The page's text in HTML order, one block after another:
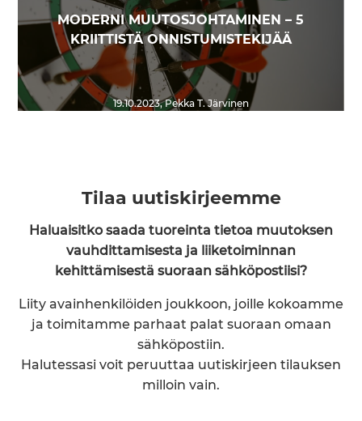
MODERNI MUUTOSJOHTAMINEN – 5
KRIITTISTÄ ONNISTUMISTEKIJÄÄ
19.10.2023,Pekka T. Järvinen
Tilaa uutiskirjeemme
Haluaisitko saada tuoreinta tietoa muutoksen
vauhdittamisesta ja liiketoiminnan
kehittämisestä suoraan sähköpostiisi?
Liity avainhenkilöiden joukkoon, joille kokoamme
ja toimitamme parhaat palat suoraan omaan
sähköpostiin.
Halutessasi voit peruuttaa uutiskirjeen tilauksen
milloin vain.